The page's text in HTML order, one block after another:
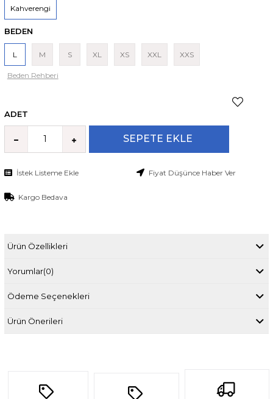
Kahverengi
BEDEN
L M S XL XS XXL XXS
Beden Rehberi
ADET
İstek Listeme Ekle Fiyat Düşünce Haber Ver
Kargo Bedava
Ürün Özellikleri
Yorumlar(0)
Ödeme Seçenekleri
Ürün Önerileri